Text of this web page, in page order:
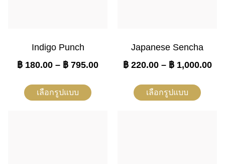
Indigo Punch
฿ 180.00 – ฿ 795.00
เลือกรูปแบบ
Japanese Sencha
฿220.00 – ฿1,000.00
เลือกรูปแบบ